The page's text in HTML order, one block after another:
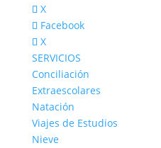
X
Facebook
X
SERVICIOS
Conciliación
Extraescolares
Natación
Viajes de Estudios
Nieve